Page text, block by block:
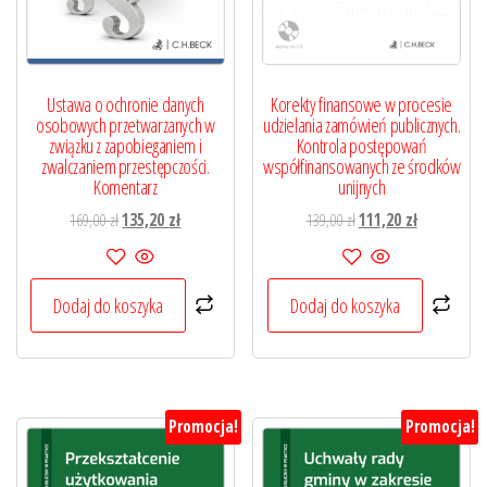
Ustawa o ochronie danych
osobowych przetwarzanych w
związku z zapobieganiem i
zwalczaniem przestępczości.
Komentarz
169,00złPierwotna
cena
wynosiła:
169,00 zł.
135,20 złAktualna
135,20 zł.
Dodaj do koszyka
Korekty finansowe w procesie
udzielania zamówień publicznych.
Kontrola postępowań
współfinansowanych ze środków
unijnych
139,00złPierwotna
cena
wynosiła:
139,00 zł.
111,20 złAktualna
111,20 zł.
Dodaj do koszyka
Promocja! Promocja!